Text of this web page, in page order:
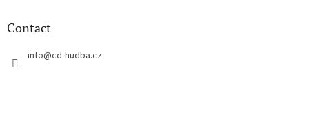
Contact
info@cd-hudba.cz